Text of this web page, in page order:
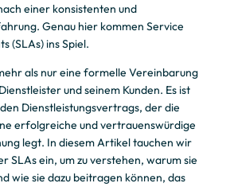
einer konsistenten und
Genau hier kommen Service
(SLAs) ins Spiel.
als nur eine formelle Vereinbarung
und seinem Kunden. Es ist
Dienstleistungsvertrags, der die
erfolgreiche und vertrauenswürdige
legt. In diesem Artikel tauchen wir
SLAs ein, um zu verstehen, warum sie
wie sie dazu beitragen können, das